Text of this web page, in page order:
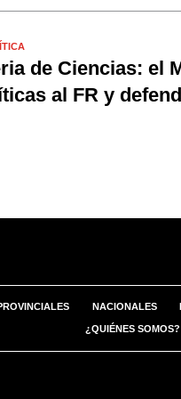
de Ciencias: el
al FR y
NACIONALES
¿QUIÉNES SOMOS?